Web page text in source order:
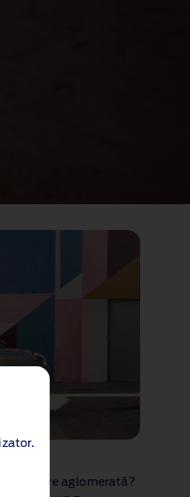
parcare aglomerată?